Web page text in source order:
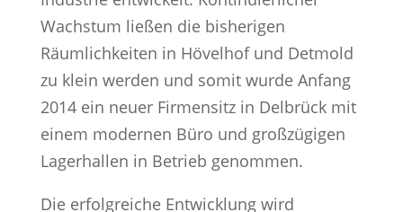
Wachstum ließen die bisherigen
Räumlichkeiten in Hövelhof und Detmold
zu klein werden und somit wurde Anfang
2014 ein neuer Firmensitz in Delbrück mit
einem modernen Büro und großzügigen
Lagerhallen in Betrieb genommen.
Die erfolgreiche Entwicklung wird